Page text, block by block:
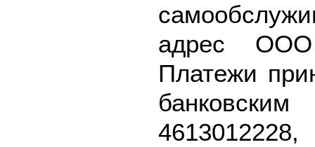
адрес ООО
Платежи